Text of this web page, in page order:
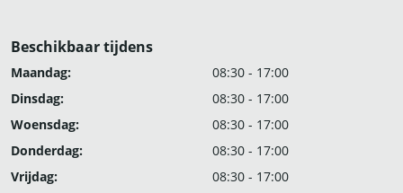
Beschikbaar tijdens
Maandag:
08:30 - 17:00
Dinsdag:
08:30 - 17:00
Woensdag:
08:30 - 17:00
Donderdag:
08:30 - 17:00
Vrijdag:
08:30 - 17:00